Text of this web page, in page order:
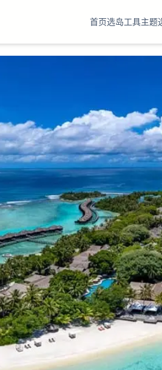
首页选岛工具主题